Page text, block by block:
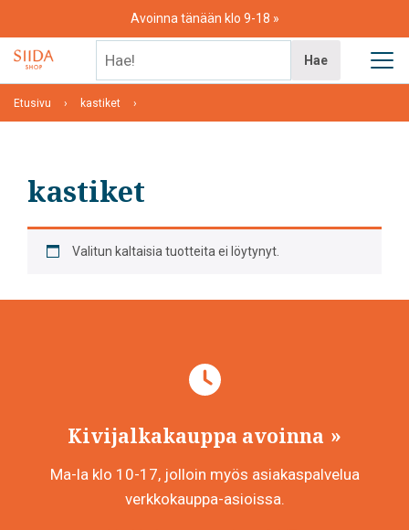
content
Avoinna tänään klo 9-18
Hae
Etusivu kastiket
kastiket
Valitun kaltaisia tuotteita ei löytynyt.
Kivijalkakauppa avoinna
Ma-la klo 10-17, jolloin myös asiakaspalvelua
verkkokauppa-asioissa.